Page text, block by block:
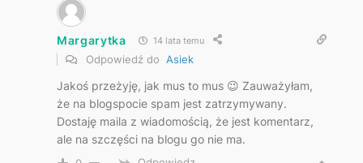
Margarytka 14 lata temu
Odpowiedź do Asiek
Jakoś przeżyję, jak mus to mus 😉 Zauważyłam,
że na blogspocie spam jest zatrzymywany.
Dostaję maila z wiadomością, że jest komentarz,
ale na szczęści na blogu go nie ma.